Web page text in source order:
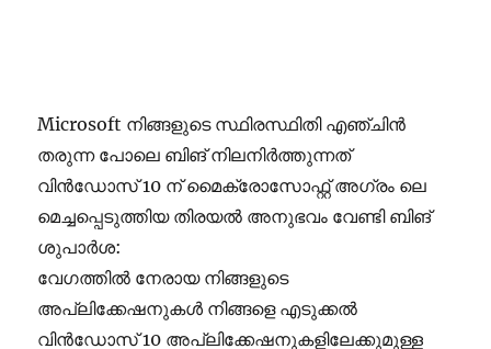
Microsoft നിങ്ങളുടെ സ്ഥിരസ്ഥിതി എഞ്ചിൻ
തരുന്ന പോലെ ബിങ് നിലനിർത്തുന്നത്
വിൻഡോസ് 10 ന് മൈക്രോസോഫ്റ്റ് അഗ്രം ലെ
മെച്ചപ്പെടുത്തിയ തിരയൽ അനുഭവം വേണ്ടി ബിങ്
ശുപാർശ:
വേഗത്തിൽ നേരായ നിങ്ങളുടെ
അപ്ലിക്കേഷനുകൾ നിങ്ങളെ എടുക്കൽ
വിൻഡോസ് 10 അപ്ലിക്കേഷനുകളിലേക്കുമുള്ള